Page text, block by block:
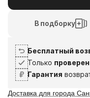
В подборку
Бесплатный
Только
Гарантия
Доставка для города